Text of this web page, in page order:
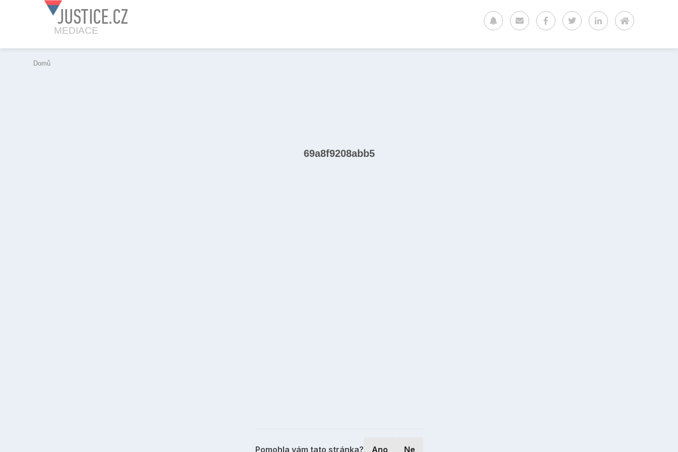
JUSTICE.CZ
MEDIACE
Domů
69a8f9208abb5
Pomohla vám tato stránka? Ano Ne